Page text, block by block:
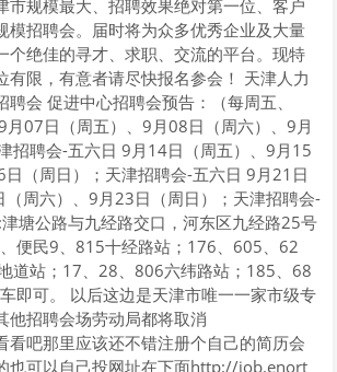
市规模最大、招聘效果绝对第一位、客户
模招聘会。届时将为众多优秀企业及大量
个绝佳的寻才、求职、交流的平台。现特
有限，有意者请尽快报名参会！ 天津人力
聘会 促进中心招聘会预告：（每周五、
月07日（周五）、9月08日（周六）、9月
招聘会-五六日 9月14日（周五）、9月15
（周日）；天津招聘会-五六日 9月21日
（周六）、9月23日（周日）；天津招聘会-
塘公路与九经路交口，河东区九经路25号
便民9、815十经路站；176、605、62
道站；17、28、806六纬路站；185、68
即可。 以后这边是天津市唯一一家市级专
他招聘会场劳动局都将取消
看吧那里应该还不错注册个自己的简历会
也可以自己投网址在下面http://job.enort